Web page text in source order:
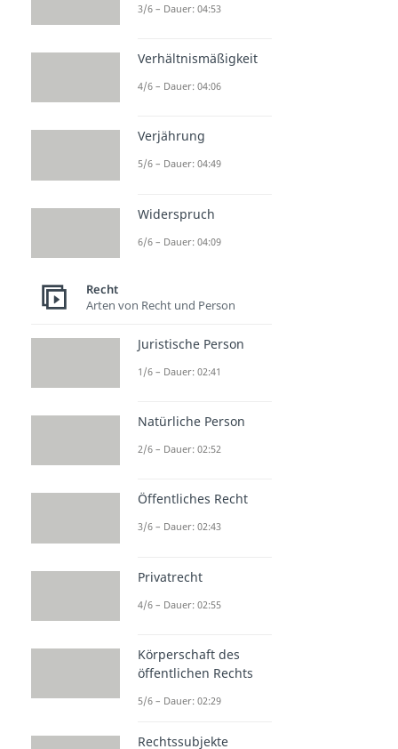
3/6 – Dauer: 04:53
Verhältnismäßigkeit
4/6 – Dauer: 04:06
Verjährung
5/6 – Dauer: 04:49
Widerspruch
6/6 – Dauer: 04:09
Recht
Arten von Recht und Person
Juristische Person
1/6 – Dauer: 02:41
Natürliche Person
2/6 – Dauer: 02:52
Öffentliches Recht
3/6 – Dauer: 02:43
Privatrecht
4/6 – Dauer: 02:55
Körperschaft des
öffentlichen Rechts
5/6 – Dauer: 02:29
Rechtssubjekte